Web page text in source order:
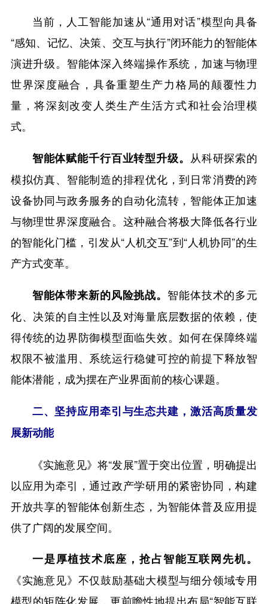
当前，人工智能加速从“通用对话”模型向具备
“感知、记忆、决策、交互与执行”闭环能力的智能体
演进升级。智能体深入终端操作系统，加速与物理
世界深度融合，具备重塑生产力格局的颠覆性力
量，将深刻改变人类生产生活方式和社会治理模
式。
智能体赋能千行百业转型升级。 从科研探索的
模拟仿真、智能制造的排程优化，到日常消费的跨
设备协同与政务服务的自动化流转，智能体正加速
与物理世界深度融合。这种融合将极大降低各行业
的智能化门槛，引发从“人机交互”到“人机协同”的生
产方式变革。
智能体带来新的风险挑战。 智能体技术的多元
化、决策的自主性以及对海量底层数据的依赖，使
得传统的边界防御模型面临失效。如何在保障终端
权限不被滥用、系统运行稳健可控的前提下释放智
能体潜能，成为摆在产业界面前的核心课题。
二、坚持应用牵引与生态共建，激活高质量发
展新动能
《实施意见》将“发展”置于突出位置，明确提出
以应用为牵引，通过政产学研用的紧密协同，构建
开放共享的智能体创新生态，为智能体普及应用提
供了广阔的发展空间。
一是厚植技术底座，抢占智能互联网先机。
《实施意见》不仅鼓励基础大模型与细分领域专用
模型的矩阵化发展，更前瞻性地提出布局“智能互联